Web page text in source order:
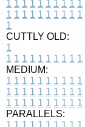
1 1 1 1 1 1 1 1 1 1
1 1 1 1 1 1 1 1 1 1
1
CUTTLY OLD:
1
1 1 1 1 1 1 1 1 1 1
MEDIUM:
1 1 1 1 1 1 1 1 1 1
1 1 1 1 1 1 1 1 1 1
1 1 1 1 1 1 1 1 1 1
PARALLELS:
1 1 1 1 1 1 1 1 1 1